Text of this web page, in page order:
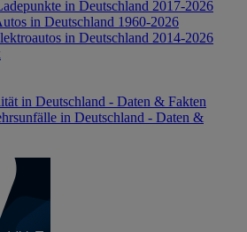
in Deutschland 2017-2026
in Deutschland 1960-2026
in Deutschland 2014-2026
in Deutschland - Daten & Fakten
in Deutschland - Daten &